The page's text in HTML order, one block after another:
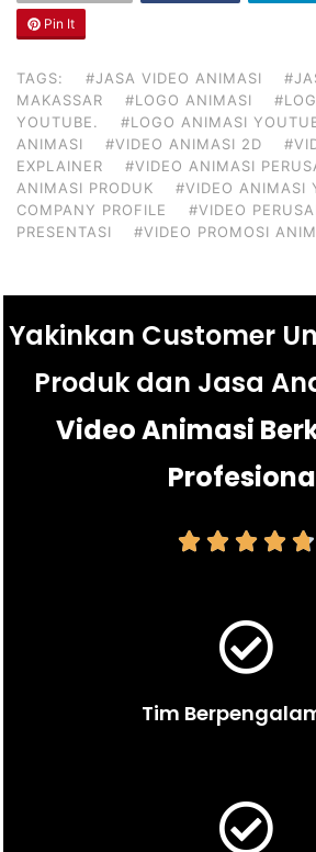
Pin It
TAGS: #JASA VIDEO ANIMASI
MAKASSAR
#LOGO ANIMASI
YOUTUBE.
#LOGO ANIMASI
ANIMASI
#VIDEO ANIMASI 2D
EXPLAINER
#VIDEO ANIMASI
ANIMASI PRODUK
#VIDEO ANIMASI
COMPANY PROFILE
#VIDEO
PRESENTASI
#VIDEO PROMOSI
Yakinkan Customer
Produk dan Jasa
Video Animasi
    
Tim